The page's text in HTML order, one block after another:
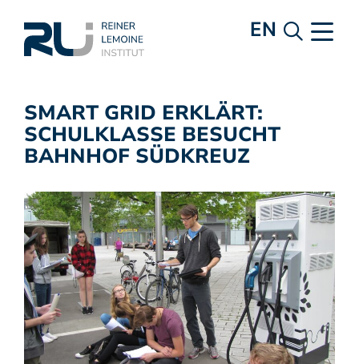
EN
SMART GRID ERKLÄRT:
SCHULKLASSE BESUCHT
BAHNHOF SÜDKREUZ